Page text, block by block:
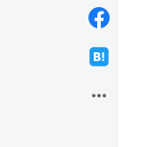
more_horiz